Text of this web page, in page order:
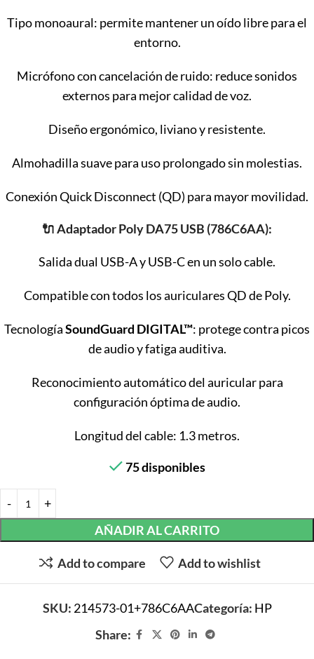
Tipo monoaural: permite mantener un oído libre para el
entorno.
Micrófono con cancelación de ruido: reduce sonidos
externos para mejor calidad de voz.
Diseño ergonómico, liviano y resistente.
Almohadilla suave para uso prolongado sin molestias.
Conexión Quick Disconnect (QD) para mayor movilidad.
🔌Adaptador Poly DA75 USB (786C6AA):
Salida dual USB-A y USB-C en un solo cable.
Compatible con todos los auriculares QD de Poly.
TecnologíaSoundGuard DIGITAL™: protege contra picos
de audio y fatiga auditiva.
Reconocimiento automático del auricular para
configuración óptima de audio.
Longitud del cable: 1.3 metros.
75 disponibles
AÑADIR AL CARRITO
Add to compare Add to wishlist
SKU: 214573-01+786C6AACategoría: HP
Share: